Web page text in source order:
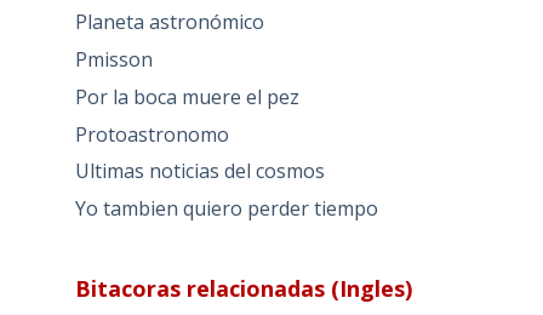
Planeta astronómico
Pmisson
Por la boca muere el pez
Protoastronomo
Ultimas noticias del cosmos
Yo tambien quiero perder tiempo
Bitacoras relacionadas (Ingles)